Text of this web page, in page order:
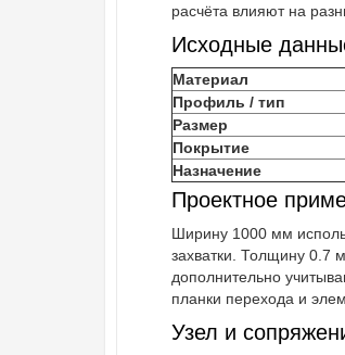
расчёта влияют на
Исходные
Материал
Профиль / тип
Размер
Покрытие
Назначение
Проектное
Ширину 1000 мм
захватки. Толщину 0.7
дополнительно
планки перехода и
Узел и